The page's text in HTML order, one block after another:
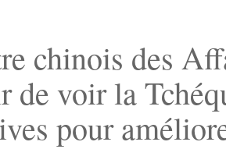
chinois des
de voir la
pour